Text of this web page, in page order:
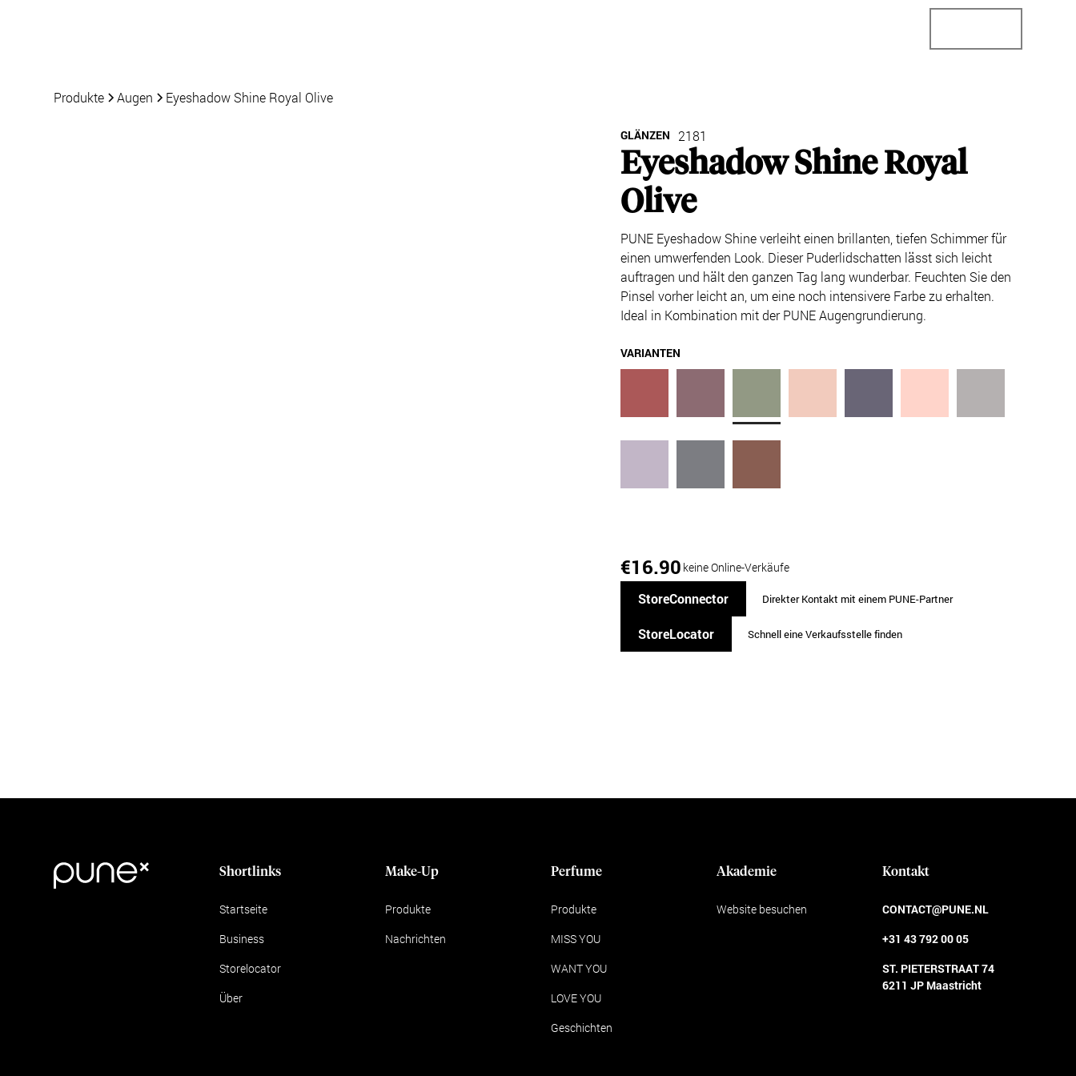
Produkte Augen Eyeshadow Shine Royal Olive
GLÄNZEN 2181
Eyeshadow Shine Royal
Olive
PUNE Eyeshadow Shine verleiht einen brillanten, tiefen Schimmer für
einen umwerfenden Look. Dieser Puderlidschatten lässt sich leicht
auftragen und hält den ganzen Tag lang wunderbar. Feuchten Sie den
Pinsel vorher leicht an, um eine noch intensivere Farbe zu erhalten.
Ideal in Kombination mit der PUNE Augengrundierung.
VARIANTEN
€16.90 keine Online-Verkäufe
StoreConnector Direkter Kontakt mit einem PUNE-Partner
StoreLocator Schnell eine Verkaufsstelle finden
Shortlinks
Startseite
Business
Storelocator
Über
Make-Up
Produkte
Nachrichten
Perfume
Produkte
MISS YOU
WANT YOU
LOVE YOU
Geschichten
Akademie
Website besuchen
Kontakt
CONTACT@PUNE.NL
+31 43 792 00 05
ST. PIETERSTRAAT 74
6211 JP Maastricht